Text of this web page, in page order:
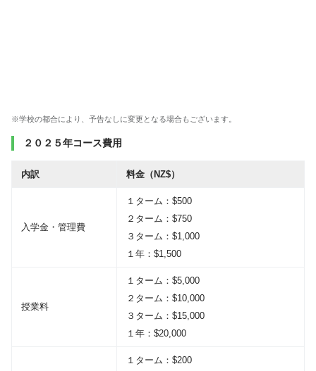
※学校の都合により、予告なしに変更となる場合もございます。
２０２５年コース費用
内訳 料金（NZ$）
入学金・管理費
１ターム：$500
２ターム：$750
３ターム：$1,000
１年：$1,500
授業料
１ターム：$5,000
２ターム：$10,000
３ターム：$15,000
１年：$20,000
１ターム：$200